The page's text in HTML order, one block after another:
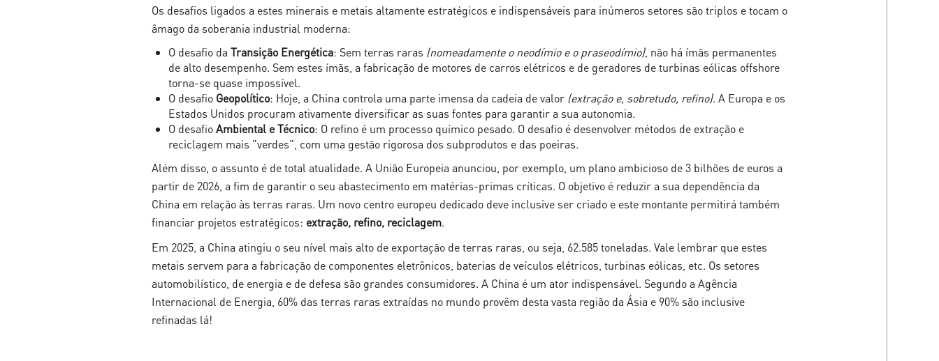
Os desafios ligados a estes minerais e metais altamente estratégicos e indispensáveis para inúmeros setores são triplos e tocam o
âmago da soberania industrial moderna:
O desafio da Transição Energética: Sem terras raras (nomeadamente o neodímio e o praseodímio), não há ímãs permanentes
de alto desempenho. Sem estes ímãs, a fabricação de motores de carros elétricos e de geradores de turbinas eólicas offshore
torna-se quase impossível.
O desafio Geopolítico: Hoje, a China controla uma parte imensa da cadeia de valor (extração e, sobretudo, refino). A Europa e os
Estados Unidos procuram ativamente diversificar as suas fontes para garantir a sua autonomia.
O desafioAmbiental e Técnico: O refino é um processo químico pesado. O desafio é desenvolver métodos de extração e
reciclagem mais "verdes", com uma gestão rigorosa dos subprodutos e das poeiras.
Além disso, o assunto é de total atualidade. A União Europeia anunciou, por exemplo, um plano ambicioso de 3 bilhões de euros a
partir de 2026, a fim de garantir o seu abastecimento em matérias-primas críticas. O objetivo é reduzir a sua dependência da
China em relação às terras raras. Um novo centro europeu dedicado deve inclusive ser criado e este montante permitirá também
financiar projetos estratégicos: extração, refino, reciclagem.
Em 2025, a China atingiu o seu nível mais alto de exportação de terras raras, ou seja, 62.585 toneladas. Vale lembrar que estes
metais servem para a fabricação de componentes eletrônicos, baterias de veículos elétricos, turbinas eólicas, etc. Os setores
automobilístico, de energia e de defesa são grandes consumidores. A China é um ator indispensável. Segundo a Agência
Internacional de Energia, 60% das terras raras extraídas no mundo provêm desta vasta região da Ásia e 90% são inclusive
refinadas lá!